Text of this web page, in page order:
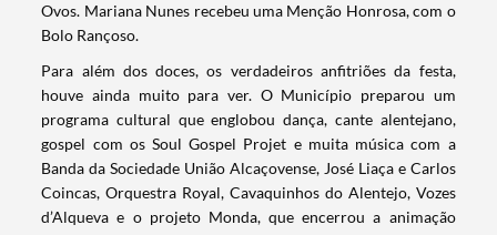
Filtros
Ovos. Mariana Nunes recebeu uma Menção Honrosa, com o
Bolo Rançoso.
Para além dos doces, os verdadeiros anfitriões da festa,
houve ainda muito para ver. O Município preparou um
programa cultural que englobou dança, cante alentejano,
gospel com os Soul Gospel Projet e muita música com a
Banda da Sociedade União Alcaçovense, José Liaça e Carlos
Coincas, Orquestra Royal, Cavaquinhos do Alentejo, Vozes
d’Alqueva e o projeto Monda, que encerrou a animação